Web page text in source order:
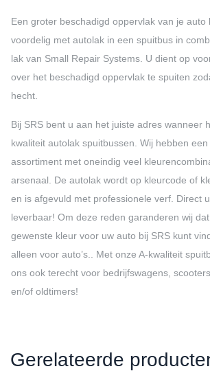
Een groter beschadigd oppervlak van je auto
voordelig met autolak in een spuitbus in
lak van Small Repair Systems. U dient op
over het beschadigd oppervlak te spuiten
hecht.
Bij SRS bent u aan het juiste adres wanneer
kwaliteit autolak spuitbussen. Wij hebben
assortiment met oneindig veel
arsenaal. De autolak wordt op kleurcode of
en is afgevuld met professionele verf. Direct
leverbaar! Om deze reden garanderen wij
gewenste kleur voor uw auto bij SRS kunt
alleen voor auto’s.. Met onze A-kwaliteit
ons ook terecht voor bedrijfswagens,
en/of oldtimers!
Gerelateerde